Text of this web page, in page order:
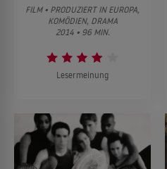
FILM • PRODUZIERT IN EUROPA,
KOMÖDIEN, DRAMA
2014 • 96 MIN.
Lesermeinung